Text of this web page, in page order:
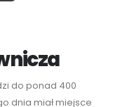
do ponad 400
dnia miał miejsce